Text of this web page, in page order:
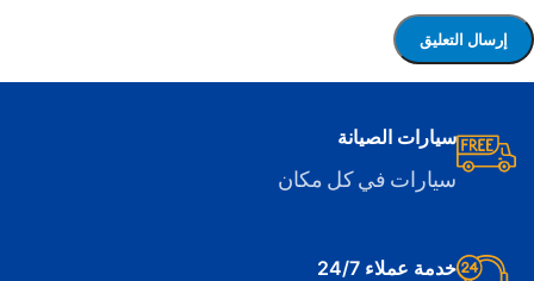
سيارات الصيانة
سيارات في كل مكان
خدمة عملاء 24/7